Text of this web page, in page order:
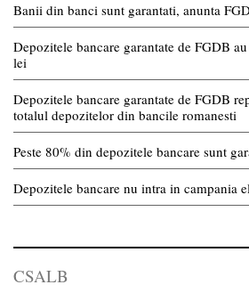
Banii din banci sunt garantati, anunta
Depozitele bancare garantate de FGDB
lei
Depozitele bancare garantate de FGDB
totalul depozitelor din bancile romanesti
Peste 80% din depozitele bancare sunt
Depozitele bancare nu intra in campania
CSALB